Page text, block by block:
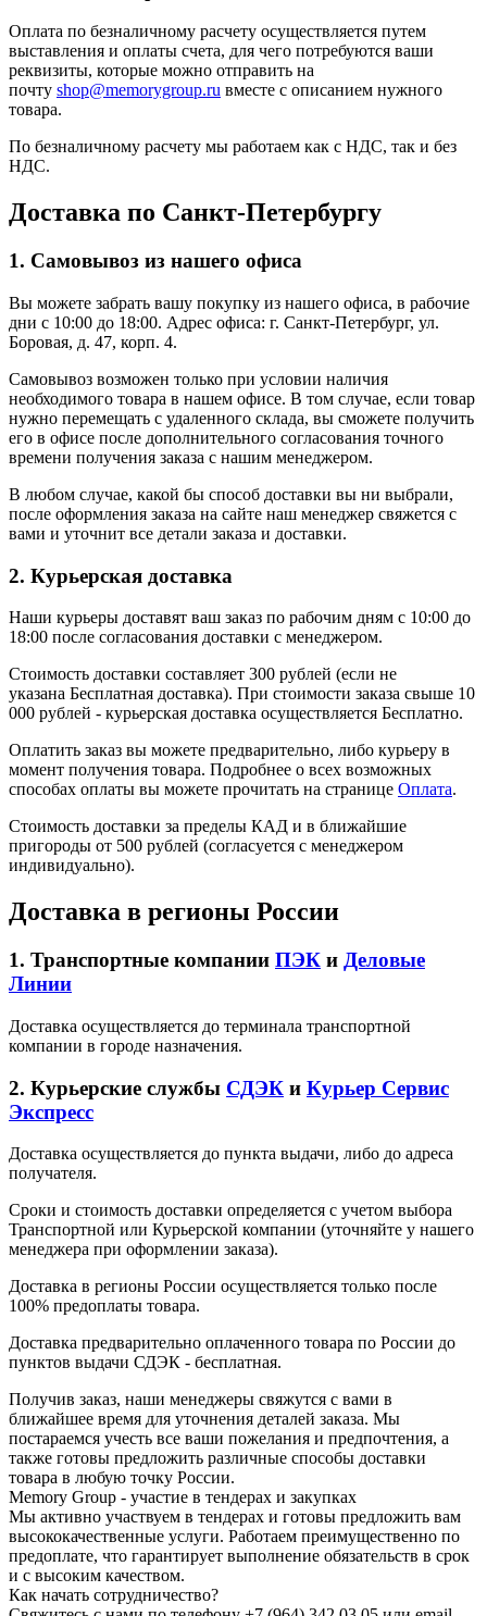
Оплата по безналичному расчету осуществляется путем
выставления и оплаты счета, для чего потребуются ваши
реквизиты, которые можно отправить на
почту shop@memorygroup.ru вместе с описанием нужного
товара.
По безналичному расчету мы работаем как с НДС, так и без
НДС.
Доставка по Санкт-Петербургу
1. Самовывоз из нашего офиса
Вы можете забрать вашу покупку из нашего офиса, в рабочие
дни с 10:00 до 18:00. Адрес офиса: г. Санкт-Петербург, ул.
Боровая, д. 47, корп. 4.
Самовывоз возможен только при условии наличия
необходимого товара в нашем офисе. В том случае, если товар
нужно перемещать с удаленного склада, вы сможете получить
его в офисе после дополнительного согласования точного
времени получения заказа с нашим менеджером.
В любом случае, какой бы способ доставки вы ни выбрали,
после оформления заказа на сайте наш менеджер свяжется с
вами и уточнит все детали заказа и доставки.
2. Курьерская доставка
Наши курьеры доставят ваш заказ по рабочим дням с 10:00 до
18:00 после согласования доставки с менеджером.
Стоимость доставки составляет 300 рублей (если не
указана Бесплатная доставка). При стоимости заказа свыше 10
000 рублей - курьерская доставка осуществляется Бесплатно.
Оплатить заказ вы можете предварительно, либо курьеру в
момент получения товара. Подробнее о всех возможных
способах оплаты вы можете прочитать на странице Оплата.
Стоимость доставки за пределы КАД и в ближайшие
пригороды от 500 рублей (согласуется с менеджером
индивидуально).
Доставка в регионы России
1. Транспортные компании ПЭК и Деловые
Линии
Доставка осуществляется до терминала транспортной
компании в городе назначения.
2. Курьерские службы СДЭК и Курьер Сервис
Экспресс
Доставка осуществляется до пункта выдачи, либо до адреса
получателя.
Сроки и стоимость доставки определяется с учетом выбора
Транспортной или Курьерской компании (уточняйте у нашего
менеджера при оформлении заказа).
Доставка в регионы России осуществляется только после
100% предоплаты товара.
Доставка предварительно оплаченного товара по России до
пунктов выдачи СДЭК - бесплатная.
Получив заказ, наши менеджеры свяжутся с вами в
ближайшее время для уточнения деталей заказа. Мы
постараемся учесть все ваши пожелания и предпочтения, а
также готовы предложить различные способы доставки
товара в любую точку России.
Memory Group - участие в тендерах и закупках
Мы активно участвуем в тендерах и готовы предложить вам
высококачественные услуги. Работаем преимущественно по
предоплате, что гарантирует выполнение обязательств в срок
и с высоким качеством.
Как начать сотрудничество?